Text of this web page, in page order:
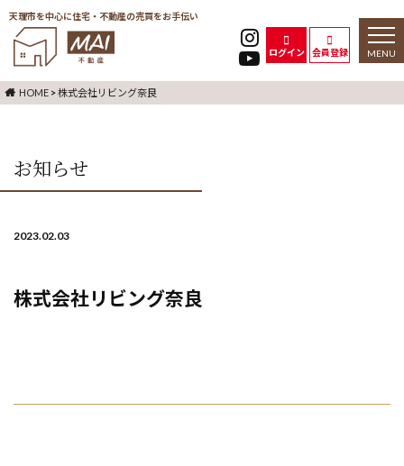
天理市を中心に住宅・不動産の売買をお手伝い
ログイン 会員登録
toggle
HOME >株式会社リビング奈良
お知らせ
2023.02.03
株式会社リビング奈良